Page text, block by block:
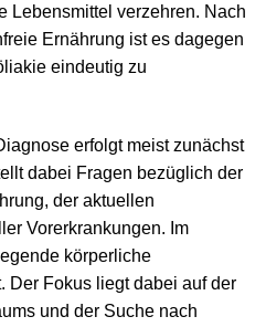
Lebensmittel verzehren. Nach
Ernährung ist es dagegen
eindeutig zu
erfolgt meist zunächst
dabei Fragen bezüglich der
der aktuellen
Vorerkrankungen. Im
körperliche
Der Fokus liegt dabei auf der
und der Suche nach